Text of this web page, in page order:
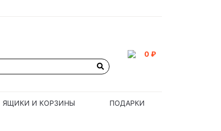
0 ₽
ЯЩИКИ И КОРЗИНЫ ПОДАРКИ